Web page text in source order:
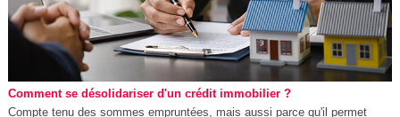
Comment se désolidariser d'un crédit immobilier ?
Compte tenu des sommes empruntées, mais aussi parce qu'il permet